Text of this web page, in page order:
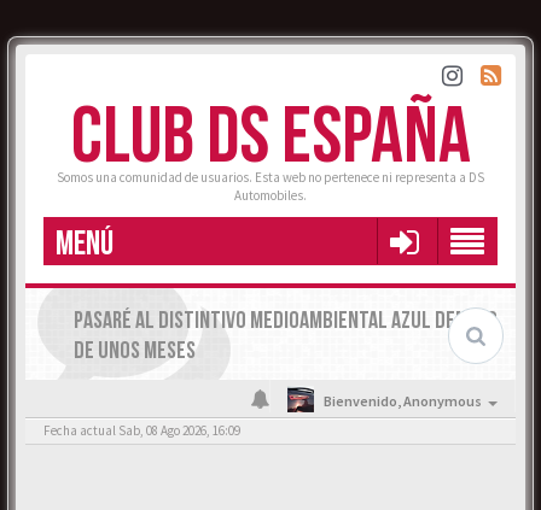
CLUB DS ESPAÑA
Somos una comunidad de usuarios. Esta web no pertenece ni representa a DS
Automobiles.
MENÚ
PASARÉ AL DISTINTIVO MEDIOAMBIENTAL AZUL DENTRO
DE UNOS MESES
Bienvenido,Anonymous
Fecha actual Sab, 08 Ago 2026, 16:09